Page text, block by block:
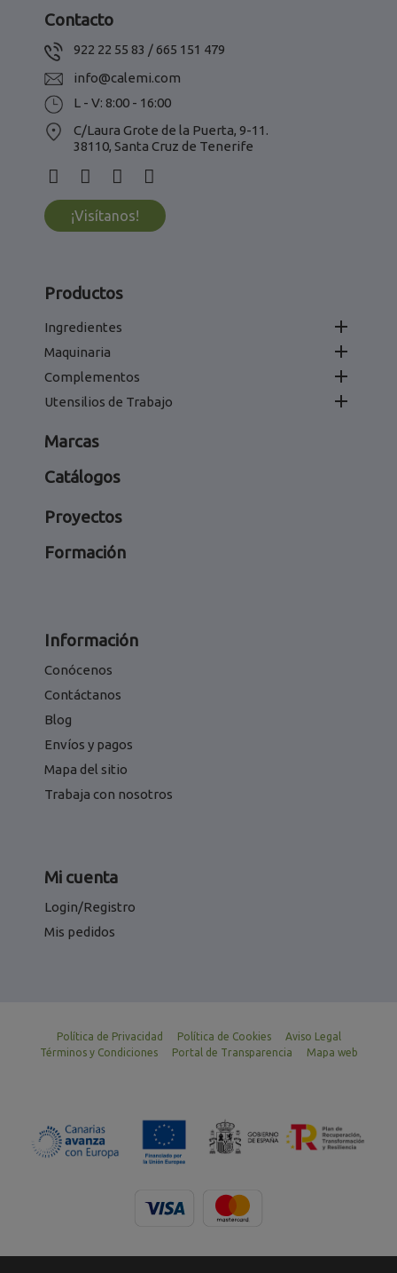
Contacto
922 22 55 83 / 665 151 479
info@calemi.com
L - V: 8:00 - 16:00
C/Laura Grote de la Puerta, 9-11.
38110, Santa Cruz de Tenerife
¡Visítanos!
Productos
Ingredientes 
Maquinaria 
Complementos 
Utensilios de Trabajo 
Marcas
Catálogos
Proyectos
Formación
Información
Conócenos
Contáctanos
Blog
Envíos y pagos
Mapa del sitio
Trabaja con nosotros
Mi cuenta
Login/Registro
Mis pedidos
Política de Privacidad Política de Cookies
Aviso Legal
Términos y Condiciones
Portal de Transparencia Mapa web